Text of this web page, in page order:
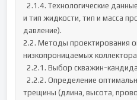
  2.1.4. Технологические данные о проведенных ГРП (объем
и тип жидкости, тип и масса
давление).
2.2. Методы проектирования
низкопроницаемых
  2.2.1. Выбор скважин-кандидатов для проведения ГРП.
  2.2.2. Определение оптимальных параметров дизайна
трещины (длина, высота,